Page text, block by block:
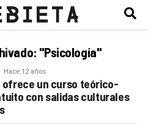
"Psicología"
Hace 12 años
un curso teórico-
con salidas culturales